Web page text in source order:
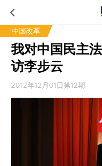
中国改革
我对中国民主
访李步云
2012年12月01日第12期